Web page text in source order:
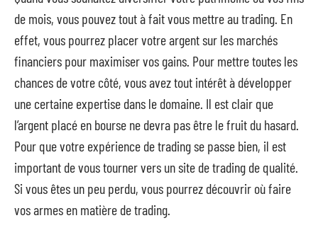
de mois, vous pouvez tout à fait vous mettre au trading. En
effet, vous pourrez placer votre argent sur les marchés
financiers pour maximiser vos gains. Pour mettre toutes les
chances de votre côté, vous avez tout intérêt à développer
une certaine expertise dans le domaine. Il est clair que
l’argent placé en bourse ne devra pas être le fruit du hasard.
Pour que votre expérience de trading se passe bien, il est
important de vous tourner vers un site de trading de qualité.
Si vous êtes un peu perdu, vous pourrez découvrir où faire
vos armes en matière de trading.